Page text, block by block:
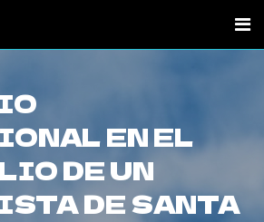
EN EL
DE UN
DE SANTA